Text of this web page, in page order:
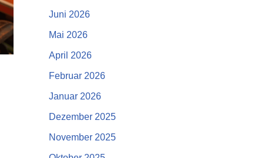
Juni 2026
Mai 2026
April 2026
Februar 2026
Januar 2026
Dezember 2025
November 2025